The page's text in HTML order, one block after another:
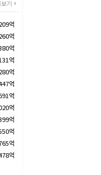
기
억
억
억
억
억
억
억
억
억
억
억
억